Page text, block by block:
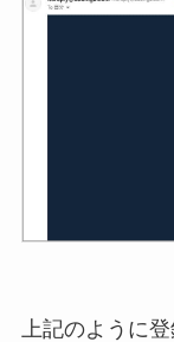
上記のように